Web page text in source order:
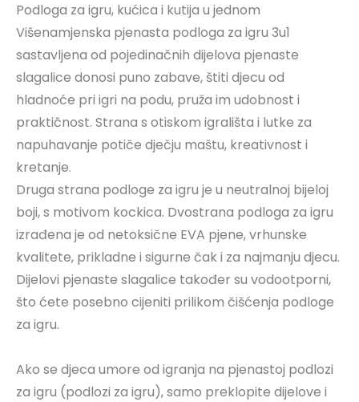
Podloga za igru, kućica i kutija u jednom
Višenamjenska pjenasta podloga za igru ​​3u1
sastavljena od pojedinačnih dijelova pjenaste
slagalice donosi puno zabave, štiti djecu od
hladnoće pri igri na podu, pruža im udobnost i
praktičnost. Strana s otiskom igrališta i lutke za
napuhavanje potiče dječju maštu, kreativnost i
kretanje.
Druga strana podloge za igru ​​je u neutralnoj bijeloj
boji, s motivom kockica. Dvostrana podloga za igru ​​
izrađena je od netoksične EVA pjene, vrhunske
kvalitete, prikladne i sigurne čak i za najmanju djecu.
Dijelovi pjenaste slagalice također su vodootporni,
što ćete posebno cijeniti prilikom čišćenja podloge
za igru.
Ako se djeca umore od igranja na pjenastoj podlozi
za igru ​​(podlozi za igru), samo preklopite dijelove i